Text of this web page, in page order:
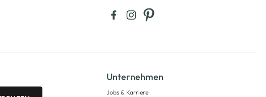
Unternehmen
Jobs & Karriere